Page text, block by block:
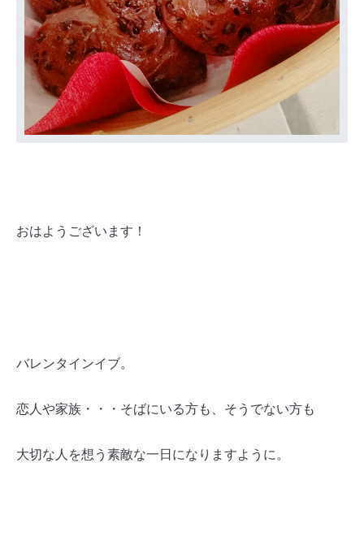
おはようございます！
バレンタインイブ。
恋人や家族・・・そばにいる方も、そうでない方も
大切な人を想う素敵な一日になりますように。